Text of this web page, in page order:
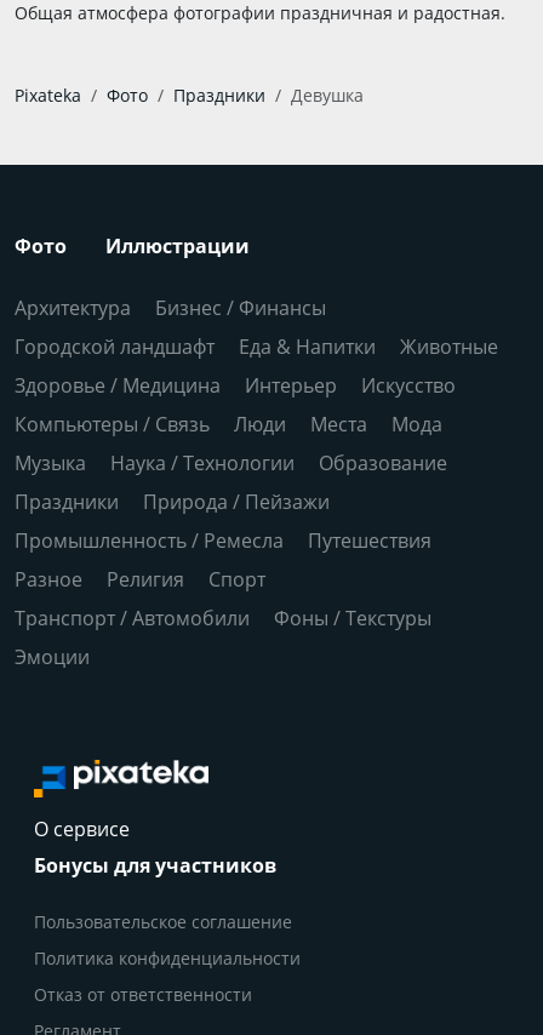
Общая атмосфера фотографии праздничная и радостная.
Pixateka Фото Праздники Девушка
Фото Иллюстрации
Архитектура
Бизнес / Финансы
Городской ландшафт
Еда & Напитки
Животные
Здоровье / Медицина
Интерьер
Искусство
Компьютеры / Связь
Люди Места
Мода
Музыка
Наука / Технологии
Образование
Праздники
Природа / Пейзажи
Промышленность / Ремесла
Путешествия
Разное
Религия
Спорт
Транспорт / Автомобили
Фоны / Текстуры
Эмоции
О сервисе
Бонусы для участников
Пользовательское соглашение
Политика конфиденциальности
Отказ от ответственности